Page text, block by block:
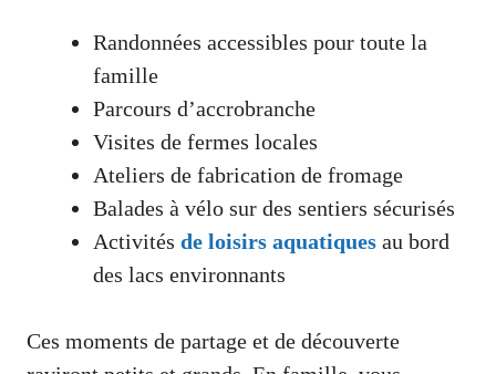
Randonnées accessibles pour toute la
famille
Parcours d’accrobranche
Visites de fermes locales
Ateliers de fabrication de fromage
Balades à vélo sur des sentiers sécurisés
Activités de loisirs aquatiques au bord
des lacs environnants
Ces moments de partage et de découverte